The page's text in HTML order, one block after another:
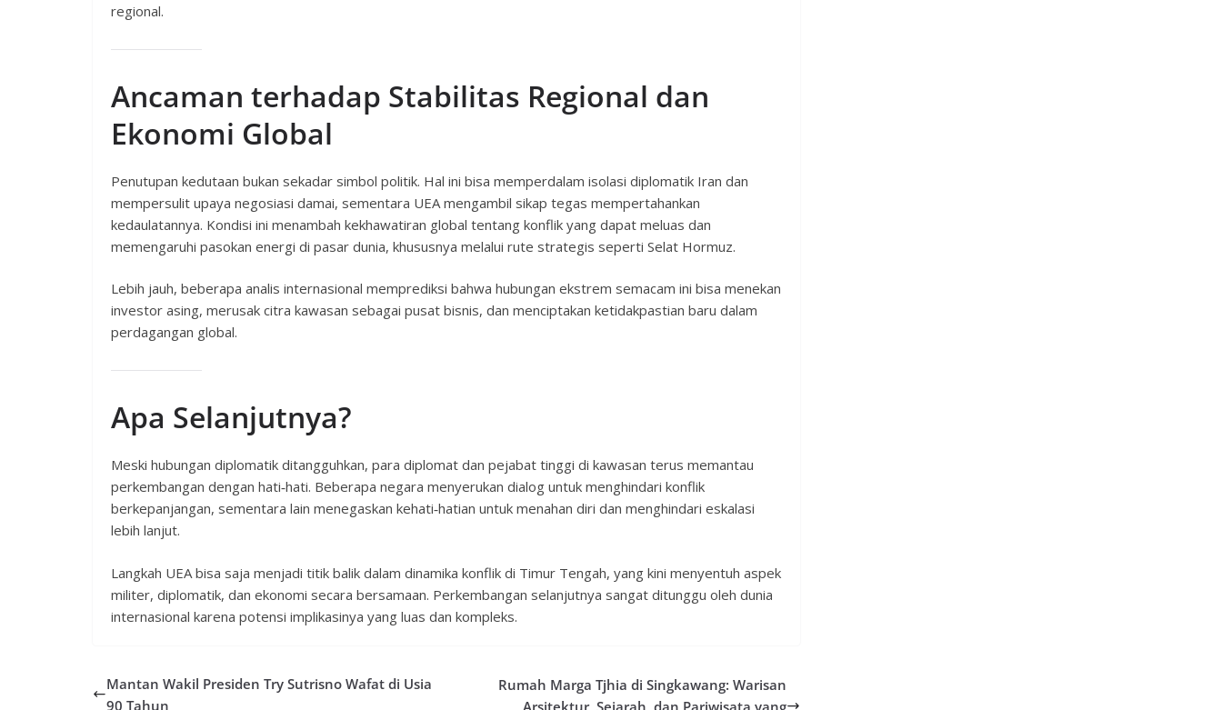
regional.
Ancaman terhadap Stabilitas Regional dan
Ekonomi Global
Penutupan kedutaan bukan sekadar simbol politik. Hal ini bisa memperdalam isolasi diplomatik Iran dan
mempersulit upaya negosiasi damai, sementara UEA mengambil sikap tegas mempertahankan
kedaulatannya. Kondisi ini menambah kekhawatiran global tentang konflik yang dapat meluas dan
memengaruhi pasokan energi di pasar dunia, khususnya melalui rute strategis seperti Selat Hormuz.
Lebih jauh, beberapa analis internasional memprediksi bahwa hubungan ekstrem semacam ini bisa menekan
investor asing, merusak citra kawasan sebagai pusat bisnis, dan menciptakan ketidakpastian baru dalam
perdagangan global.
Apa Selanjutnya?
Meski hubungan diplomatik ditangguhkan, para diplomat dan pejabat tinggi di kawasan terus memantau
perkembangan dengan hati‑hati. Beberapa negara menyerukan dialog untuk menghindari konflik
berkepanjangan, sementara lain menegaskan kehati‑hatian untuk menahan diri dan menghindari eskalasi
lebih lanjut.
Langkah UEA bisa saja menjadi titik balik dalam dinamika konflik di Timur Tengah, yang kini menyentuh aspek
militer, diplomatik, dan ekonomi secara bersamaan. Perkembangan selanjutnya sangat ditunggu oleh dunia
internasional karena potensi implikasinya yang luas dan kompleks.
Mantan Wakil Presiden Try Sutrisno Wafat di Usia
90 Tahun
Rumah Marga Tjhia di Singkawang: Warisan
Arsitektur, Sejarah, dan Pariwisata yang